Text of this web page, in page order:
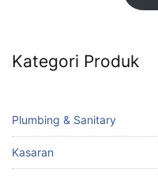
Kategori Produk
Plumbing & Sanitary
Kasaran